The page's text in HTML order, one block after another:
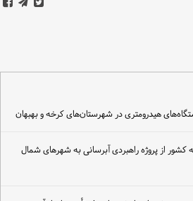
هیدرومتری در شهرستان‌های کرخه و بهبهان
از پروژه راهبردی آبرسانی به شهرهای شمال